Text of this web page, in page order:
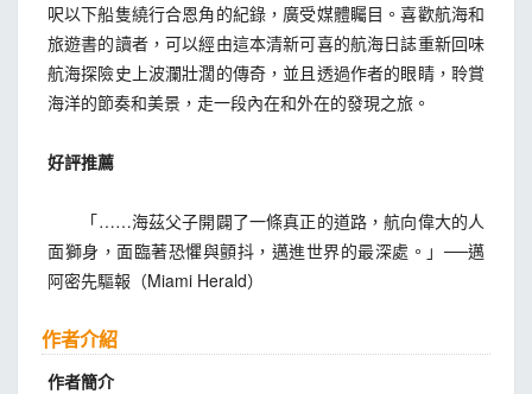
呎以下船隻繞行合恩角的紀錄，廣受媒體矚目。喜歡航海和
旅遊書的讀者，可以經由這本清新可喜的航海日誌重新回味
航海探險史上波瀾壯濶的傳奇，並且透過作者的眼睛，聆賞
海洋的節奏和美景，走一段內在和外在的發現之旅。
好評推薦
「……海茲父子開闢了一條真正的道路，航向偉大的人
面獅身，面臨著恐懼與顫抖，邁進世界的最深處。」──邁
阿密先驅報（Miami Herald）
作者介紹
作者簡介